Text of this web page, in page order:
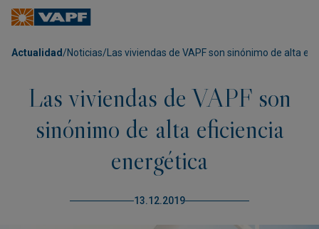
Actualidad /Noticias/ Las viviendas de VAPF son sinónimo de alta
Las viviendas de VAPF son
sinónimo de alta eficiencia
energética
13.12.2019